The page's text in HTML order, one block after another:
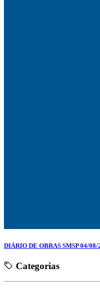
DIÁRIO DE OBRAS SMSP 04/08/
Categorias